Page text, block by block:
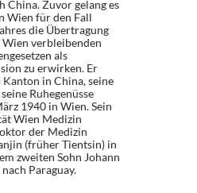
China. Zuvor gelang es
Wien für den Fall
die Übertragung
Wien verbleibenden
als
zu erwirken. Er
in China, seine
Ruhegenüsse
1940 in Wien. Sein
Wien Medizin
der Medizin
(früher Tientsin) in
zweiten Sohn Johann
Paraguay.